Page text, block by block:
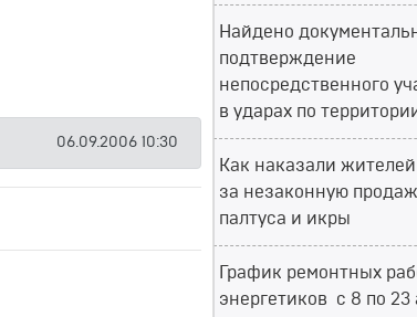
06.09.2006 10:30
Найдено
подтверждение
непосредственного
в ударах по
Как наказали
за незаконную
палтуса и икры
График ремонтных
энергетиков с 8 по 23